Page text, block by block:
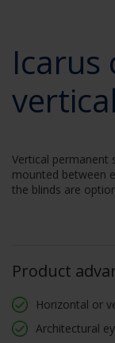
Icarus
Vertical permanent
mounted between
the blinds are
Product
Horizontal or
Architectural